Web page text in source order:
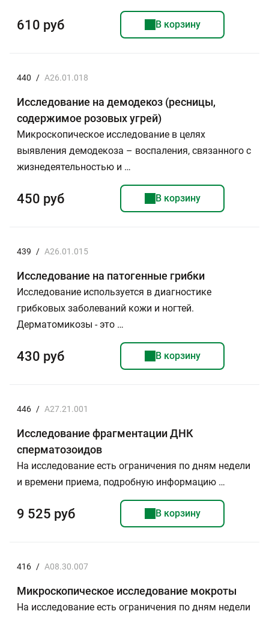
610 руб В корзину
440 / A26.01.018
Исследование на демодекоз (ресницы,
содержимое розовых угрей)
Микроскопическое исследование в целях
выявления демодекоза – воспаления, связанного с
жизнедеятельностью и …
450 руб В корзину
439 / A26.01.015
Исследование на патогенные грибки
Исследование используется в диагностике
грибковых заболеваний кожи и ногтей.
Дерматомикозы - это …
430 руб В корзину
446 / A27.21.001
Исследование фрагментации ДНК
сперматозоидов
На исследование есть ограничения по дням недели
и времени приема, подробную информацию …
9 525 руб В корзину
416 / A08.30.007
Микроскопическое исследование мокроты
На исследование есть ограничения по дням недели